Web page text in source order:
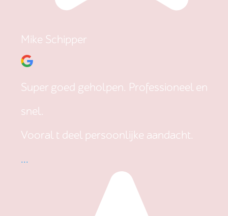
Mike Schipper
Super goed geholpen. Professioneel en
snel.
Vooral t deel persoonlijke aandacht.
...